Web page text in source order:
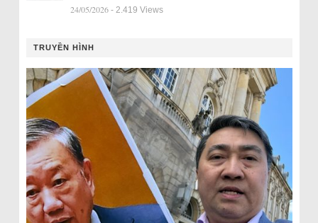
24/05/2026 - 2.419 Views
TRUYỀN HÌNH